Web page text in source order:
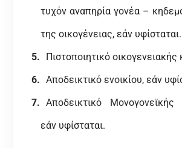
τυχόν αναπηρία γονέα –
της οικογένειας, εάν υφίσταται.
Πιστοποιητικό
Αποδεικτικό ενοικίου, εάν
Αποδεικτικό Μονογονεϊκής
εάν υφίσταται.